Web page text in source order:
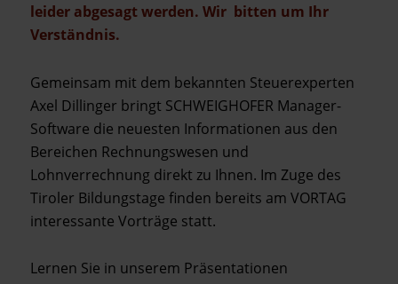
leider abgesagt werden. Wir bitten um Ihr
Verständnis.
Gemeinsam mit dem bekannten Steuerexperten
Axel Dillinger bringt SCHWEIGHOFER Manager-
Software die neuesten Informationen aus den
Bereichen Rechnungswesen und
Lohnverrechnung direkt zu Ihnen. Im Zuge des
Tiroler Bildungstage finden bereits am VORTAG
interessante Vorträge statt.
Lernen Sie in unserem Präsentationen